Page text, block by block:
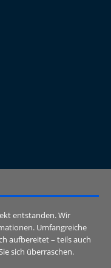
entstanden. Wir
Umfangreiche
aufbereitet – teils auch
sich überraschen.